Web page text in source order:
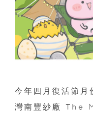
今年四月復活節
灣南豐紗廠 The